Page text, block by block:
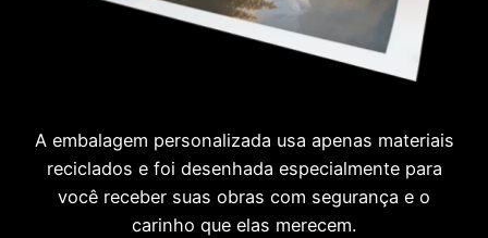
A embalagem personalizada usa apenas materiais
reciclados e foi desenhada especialmente para
você receber suas obras com segurança e o
carinho que elas merecem.